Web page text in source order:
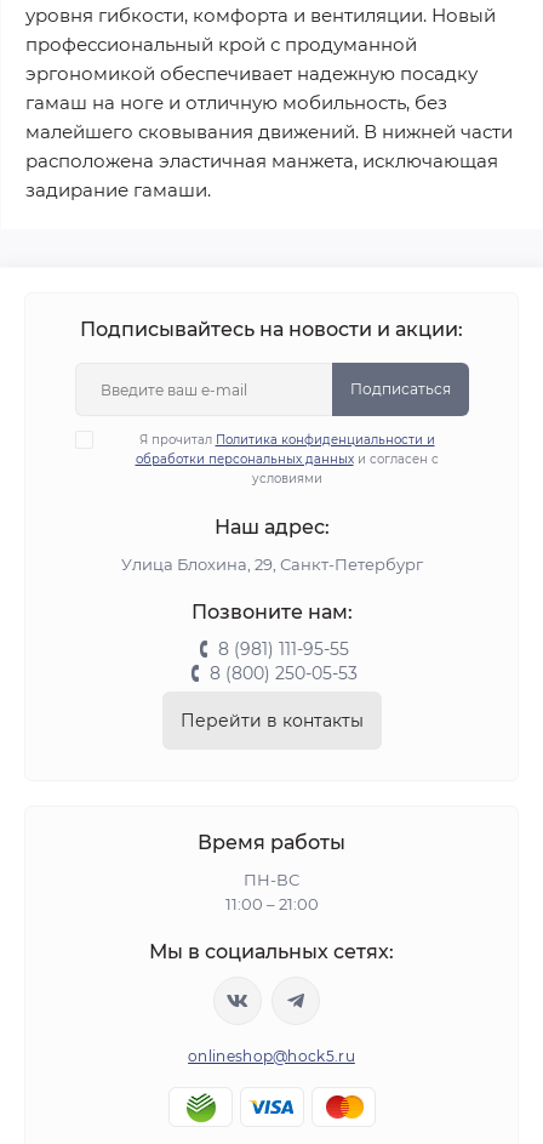
уровня гибкости, комфорта и вентиляции. Новый
профессиональный крой с продуманной
эргономикой обеспечивает надежную посадку
гамаш на ноге и отличную мобильность, без
малейшего сковывания движений. В нижней части
расположена эластичная манжета, исключающая
задирание гамаши.
Подписывайтесь на новости и акции:
Подписаться
Я прочитал Политика конфиденциальности и
обработки персональных данныхи согласен с
условиями
Наш адрес:
Улица Блохина, 29, Санкт-Петербург
Позвоните нам:
8 (981) 111-95-55
8 (800) 250-05-53
Перейти в контакты
Время работы
ПН-ВС
11:00 – 21:00
Мы в социальных сетях:
onlineshop@hock5.ru